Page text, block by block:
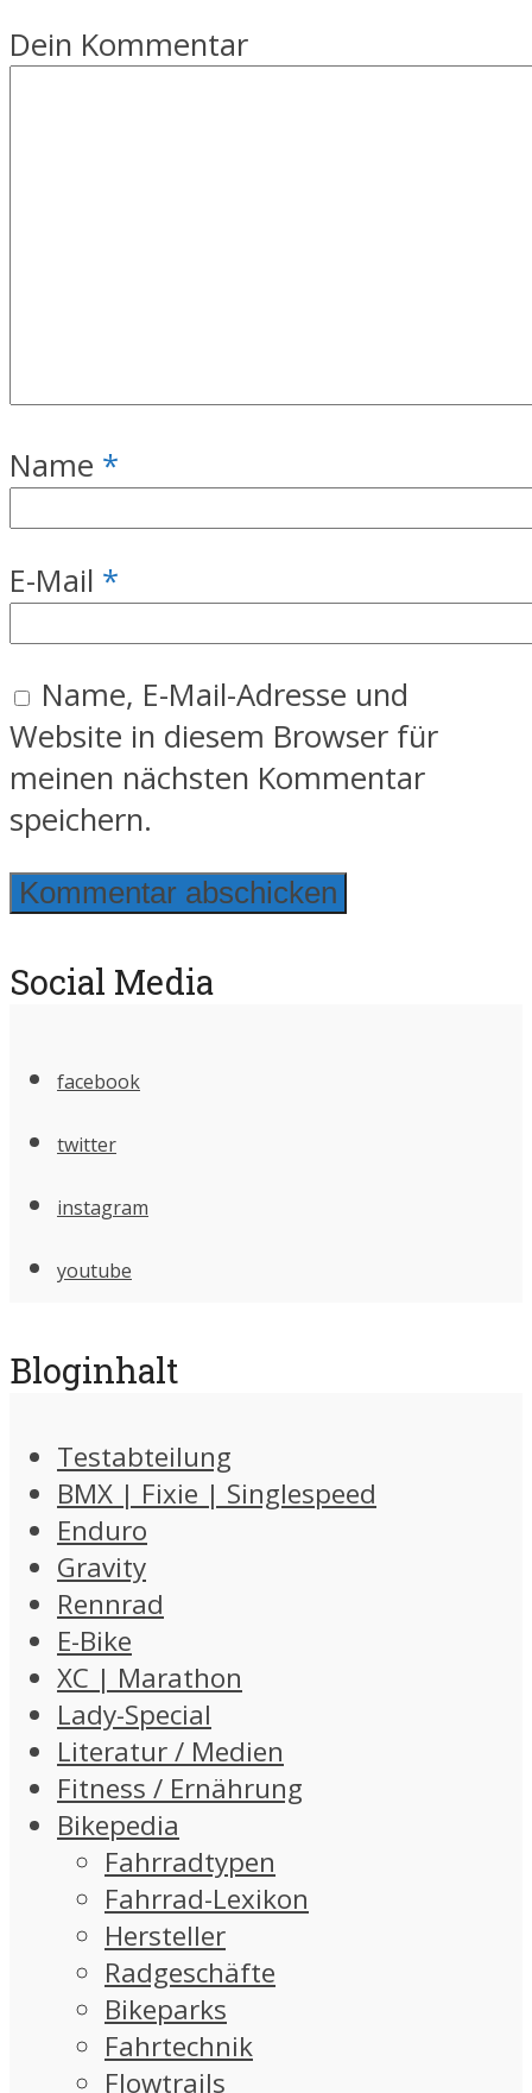
Dein Kommentar
Name *
E-Mail *
Name, E-Mail-Adresse und
Website in diesem Browser für
meinen nächsten Kommentar
speichern.
Social Media
facebook
twitter
instagram
youtube
Bloginhalt
Testabteilung
BMX | Fixie | Singlespeed
Enduro
Gravity
Rennrad
E-Bike
XC | Marathon
Lady-Special
Literatur / Medien
Fitness / Ernährung
Bikepedia
Fahrradtypen
Fahrrad-Lexikon
Hersteller
Radgeschäfte
Bikeparks
Fahrtechnik
Flowtrails